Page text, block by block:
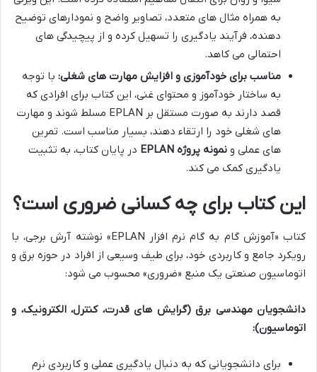
به همراه مثال های متعدد، تصاویر واضح و نمودارهای توضیح
دهنده، فرآیند یادگیری را تسهیل کرده و از پیچیدگی های
احتمالی می کاهد.
مناسب برای خودآموزی و افزایش مهارت های شغلی: با توجه
به ساختار خودآموز و محتوای غنی، این کتاب برای افرادی که
قصد دارند به صورت مستقل بر EPLAN مسلط شوند و مهارت
های شغلی خود را ارتقاء دهند، بسیار مناسب است. تمرین
های عملی و نمونه پروژه EPLAN
در پایان کتاب، به تثبیت
یادگیری کمک می کند.
این کتاب برای چه کسانی ضروری است؟
کتاب «آموزش گام به گام نرم افزار EPLAN» نوشته آرش برجی، با
رویکرد جامع و کاربردی خود، برای طیف وسیعی از افراد در حوزه برق و
اتوماسیون صنعتی یک منبع «ضروری» محسوب می شود:
دانشجویان مهندسی برق (گرایش های قدرت، کنترل، الکترونیک، و
اتوماسیون):
برای دانشجویانی که به دنبال یادگیری عملی و کاربردی نرم